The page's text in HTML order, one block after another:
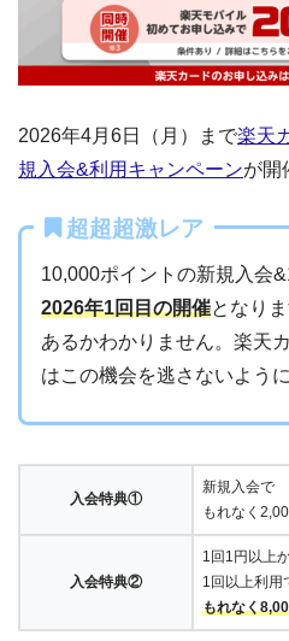
2026年4月6日（月）まで楽天
規入会&利用キャンペーンが開
超超超激レア
10,000ポイントの新規入会
2026年1回目の開催となり
あるかわかりません。楽天
はこの機会を逃さないよう
入会特典①
新規入会で
もれなく
入会特典②
1回1円以上
1回以上利用
もれなく